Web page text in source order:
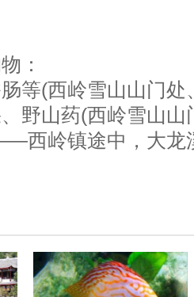
：
等(西岭雪山山门
野山药(西岭雪山山
西岭镇途中，大龙